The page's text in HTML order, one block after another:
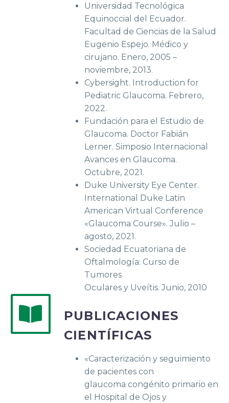
Universidad Tecnológica
Equinoccial del Ecuador.
Facultad de Ciencias de la Salud
Eugenio Espejo. Médico y
cirujano. Enero, 2005 –
noviembre, 2013.
Cybersight. Introduction for
Pediatric Glaucoma. Febrero,
2022.
Fundación para el Estudio de
Glaucoma. Doctor Fabián
Lerner. Simposio Internacional
Avances en Glaucoma.
Octubre, 2021.
Duke University Eye Center.
International Duke Latin
American Virtual Conference
«Glaucoma Course». Julio –
agosto, 2021.
Sociedad Ecuatoriana de
Oftalmología: Curso de
Tumores
Oculares y Uveítis. Junio, 2010
PUBLICACIONES
CIENTÍFICAS
«Caracterización y seguimiento
de pacientes con
glaucoma congénito primario en
el Hospital de Ojos y